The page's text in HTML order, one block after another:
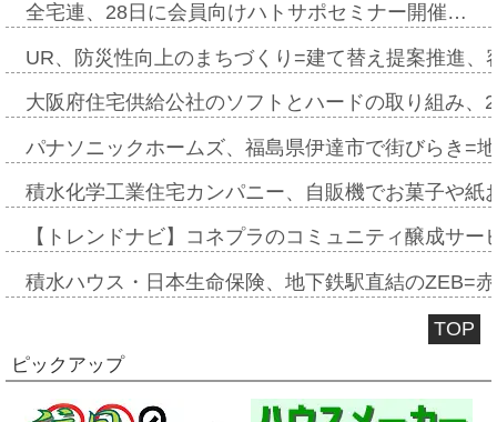
全宅連、28日に会員向けハトサポセミナー開催…
UR、防災性向上のまちづくり=建て替え提案推進
大阪府住宅供給公社のソフトとハードの取り組み
パナソニックホームズ、福島県伊達市で街びらき=
積水化学工業住宅カンパニー、自販機でお菓子や
【トレンドナビ】コネプラのコミュニティ醸成サ
積水ハウス・日本生命保険、地下鉄駅直結のZEB=
TOP
ピックアップ